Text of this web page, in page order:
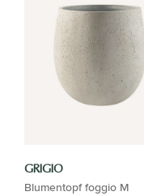
GRIGIO
Blumentopf foggio M